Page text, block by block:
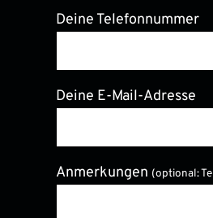
Deine Telefonnummer
Deine E-Mail-Adresse
Bitte lasse dieses Feld
Anmerkungen (optional: